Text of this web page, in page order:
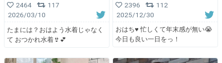
2464
117
2026/03/10
たまには？おはよう水着じゃなく
て おつかれ水着👙💕
2396
112
2025/12/30
おはち♥ 忙しくて年末感が無い😭
今日も良い一日をっ！